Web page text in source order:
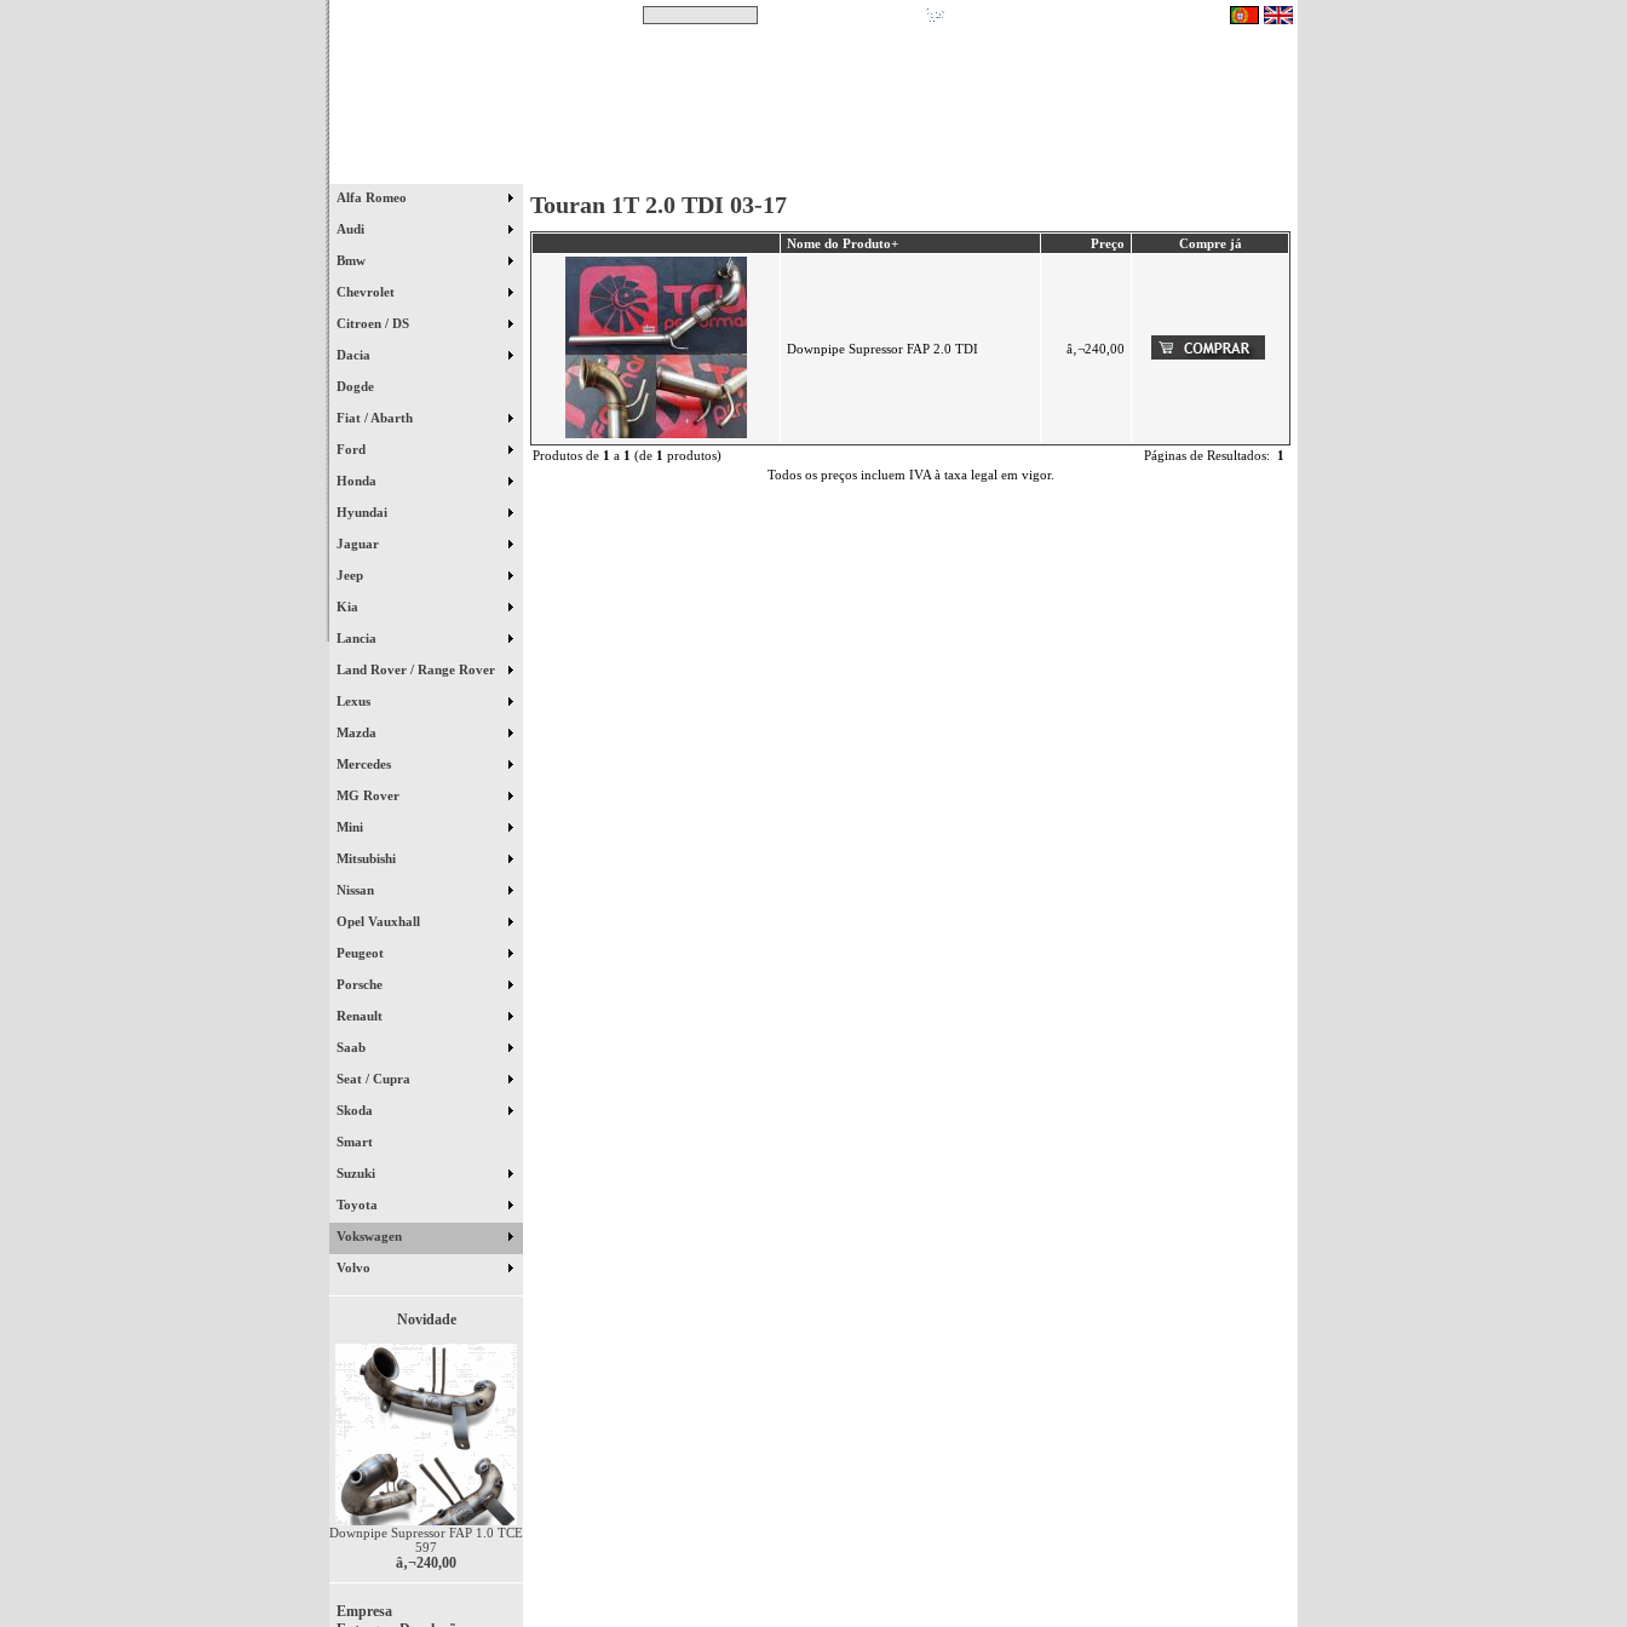
Alfa Romeo
Audi
Bmw
Chevrolet
Citroen / DS
Dacia
Dogde
Fiat / Abarth
Ford
Honda
Hyundai
Jaguar
Jeep
Kia
Lancia
Land Rover / Range Rover
Lexus
Mazda
Mercedes
MG Rover
Mini
Mitsubishi
Nissan
Opel Vauxhall
Peugeot
Porsche
Renault
Saab
Seat / Cupra
Skoda
Smart
Suzuki
Toyota
Vokswagen
Volvo
Novidade
Downpipe Supressor FAP 1.0 TCE
597
â‚¬240,00
Empresa
Touran 1T 2.0 TDI 03-17
Nome do Produto+ Preço Compre já
Downpipe Supressor FAP 2.0 TDI â‚¬240,00
Produtos de 1 a 1 (de 1 produtos) Páginas de Resultados: 1
Todos os preços incluem IVA à taxa legal em vigor.